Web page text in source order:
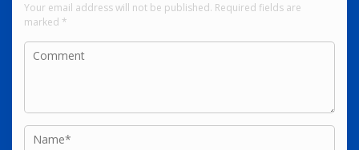
Your email address will not be published. Required fields are
marked *